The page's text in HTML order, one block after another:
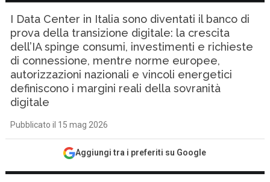
I Data Center in Italia sono diventati il banco di
prova della transizione digitale: la crescita
dell’IA spinge consumi, investimenti e richieste
di connessione, mentre norme europee,
autorizzazioni nazionali e vincoli energetici
definiscono i margini reali della sovranità
digitale
Pubblicato il 15 mag 2026
Aggiungi tra i preferiti su Google